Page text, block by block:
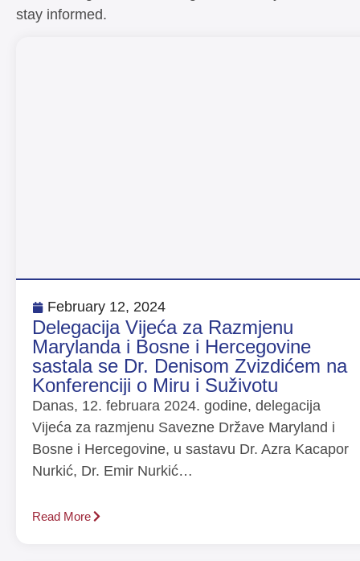
stay informed.
February 12, 2024
Delegacija Vijeća za Razmjenu
Marylanda i Bosne i Hercegovine
sastala se Dr. Denisom Zvizdićem na
Konferenciji o Miru i Suživotu
Danas, 12. februara 2024. godine, delegacija
Vijeća za razmjenu Savezne Države Maryland i
Bosne i Hercegovine, u sastavu Dr. Azra Kacapor
Nurkić, Dr. Emir Nurkić…
Read More